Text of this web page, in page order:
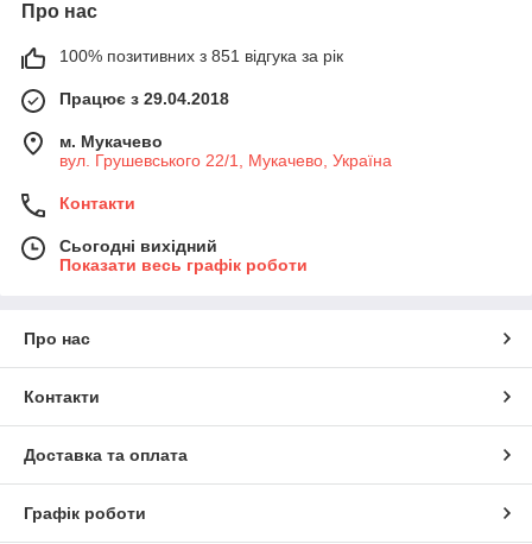
Про нас
100% позитивних з 851 відгука за рік
Працює з 29.04.2018
м. Мукачево
вул. Грушевського 22/1, Мукачево, Україна
Контакти
Сьогодні вихідний
Показати весь графік роботи
Про нас
Контакти
Доставка та оплата
Графік роботи